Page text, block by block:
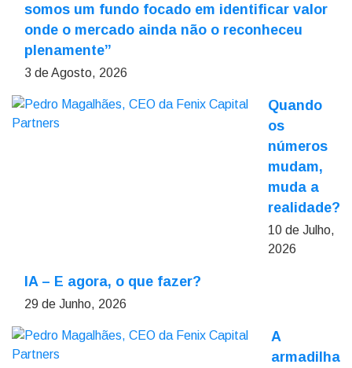
somos um fundo focado em identificar valor
onde o mercado ainda não o reconheceu
plenamente”
3 de Agosto, 2026
Quando
os
números
mudam,
muda a
realidade?
10 de Julho,
2026
IA – E agora, o que fazer?
29 de Junho, 2026
A
armadilha